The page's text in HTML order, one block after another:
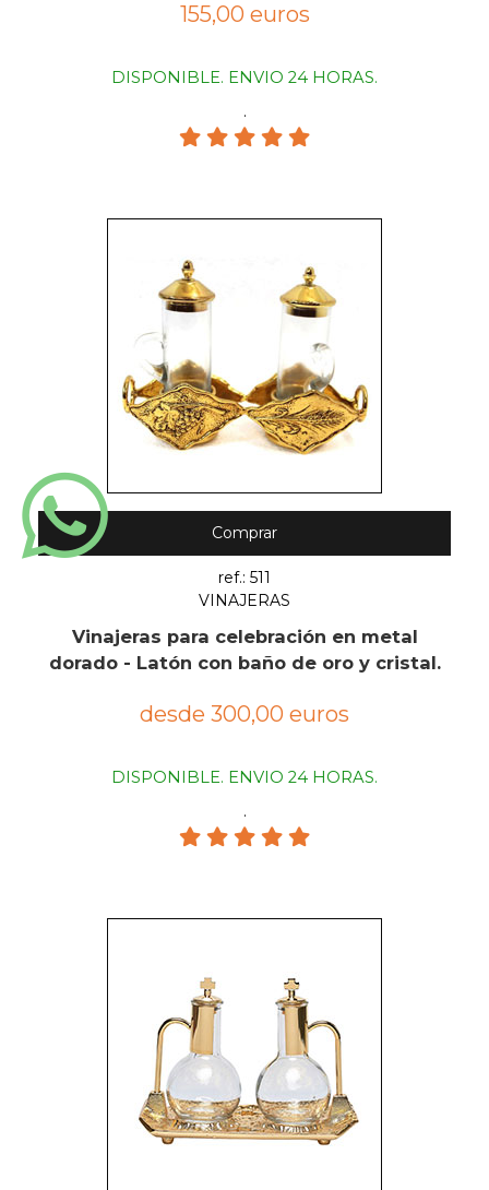
155,00 euros
DISPONIBLE. ENVIO 24 HORAS.
.
Comprar
ref.: 511
VINAJERAS
Vinajeras para celebración en metal
dorado - Latón con baño de oro y cristal.
desde 300,00 euros
DISPONIBLE. ENVIO 24 HORAS.
.